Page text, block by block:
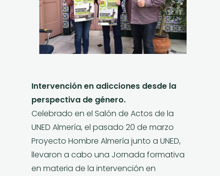
Intervención en adicciones desde la
perspectiva de género.
Celebrado en el Salón de Actos de la
UNED Almería, el pasado 20 de marzo
Proyecto Hombre Almería junto a UNED,
llevaron a cabo una Jornada formativa
en materia de la intervención en